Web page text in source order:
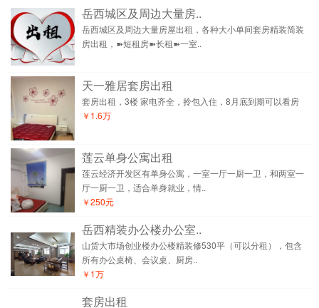
岳西城区及周边大量房..
岳西城区及周边大量房屋出租，各种大小单间套房精装简装
房出租，➽短租房➽长租➽一室..
天一雅居套房出租
套房出租，3楼 家电齐全，拎包入住，8月底到期可以看房
￥1.6万
莲云单身公寓出租
莲云经济开发区有单身公寓，一室一厅一厨一卫，和两室一
厅一厨一卫，适合单身就业，情..
￥250元
岳西精装办公楼办公室..
山货大市场创业楼办公楼精装修530平（可以分租），包含
所有办公桌椅、会议桌、厨房..
￥1万
套房出租